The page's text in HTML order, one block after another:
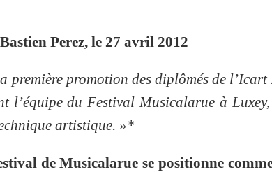
Perez, le 27 avril 2012
première promotion des diplômés de l’Icart
l’équipe du Festival Musicalarue à
artistique. »*
de Musicalarue se positionne